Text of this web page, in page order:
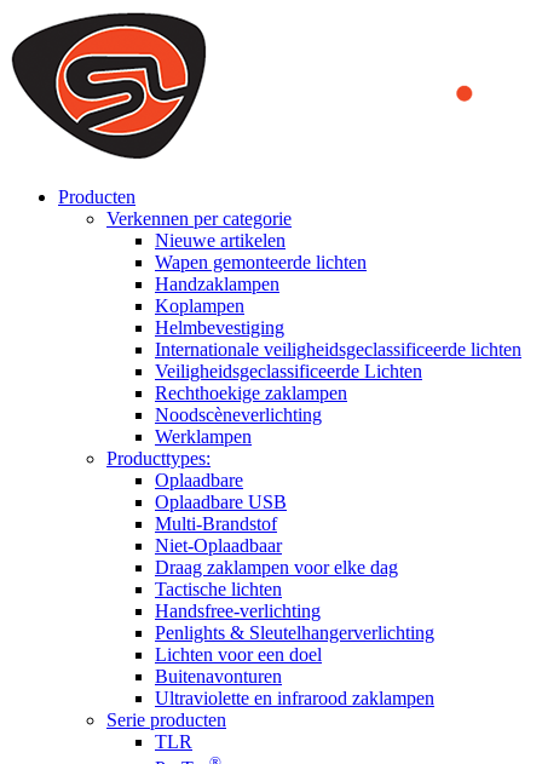
We use cookies to ensure that we provide you the best experience
on our website. By continuing to browse this website, you accept
that cookies are used to help us analyze how the website is used and
to offer you a better experience. To learn more or to find out how
you can disable cookies, you can access our
Producten
Verkennen per categorie
Nieuwe artikelen
Wapen gemonteerde lichten
Handzaklampen
Koplampen
Helmbevestiging
Internationale veiligheidsgeclassificeerde lichten
Veiligheidsgeclassificeerde Lichten
Rechthoekige zaklampen
Noodscèneverlichting
Werklampen
Producttypes:
Oplaadbare
Oplaadbare USB
Multi-Brandstof
Niet-Oplaadbaar
Draag zaklampen voor elke dag
Tactische lichten
Handsfree-verlichting
Penlights & Sleutelhangerverlichting
Lichten voor een doel
Buitenavonturen
Ultraviolette en infrarood zaklampen
Serie producten
TLR